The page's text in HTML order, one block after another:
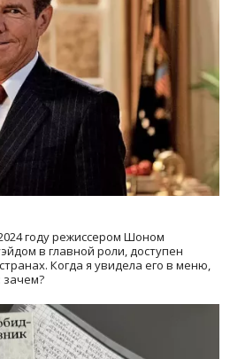
годурежиссером Шоном
в главной роли, доступен
Когда я увидела его в меню,